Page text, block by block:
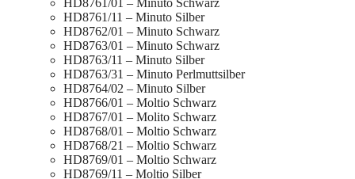
HD8761/01 – Minuto Schwarz
HD8761/11 – Minuto Silber
HD8762/01 – Minuto Schwarz
HD8763/01 – Minuto Schwarz
HD8763/11 – Minuto Silber
HD8763/31 – Minuto Perlmuttsilber
HD8764/02 – Minuto Silber
HD8766/01 – Moltio Schwarz
HD8767/01 – Molito Schwarz
HD8768/01 – Moltio Schwarz
HD8768/21 – Moltio Schwarz
HD8769/01 – Moltio Schwarz
HD8769/11 – Moltio Silber